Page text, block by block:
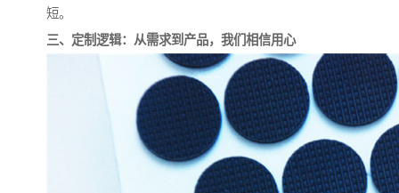
短。
三、定制逻辑：从需求到产品，我们相信用心